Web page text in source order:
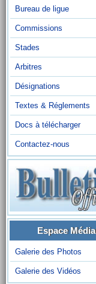
Bureau de ligue
Commissions
Stades
Arbitres
Désignations
Textes & Réglements
Docs à télécharger
Contactez-nous
Espace Média
Galerie des Photos
Galerie des Vidéos